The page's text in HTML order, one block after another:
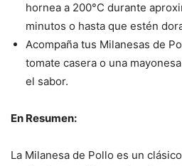
hornea a 200°C durante
minutos o hasta que estén
Acompaña tus Milanesas de
tomate casera o una
el sabor.
En Resumen:
La Milanesa de Pollo es un